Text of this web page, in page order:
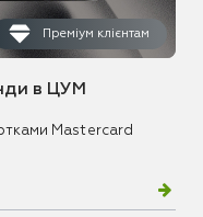
Преміум клієнтам
в ЦУМ
Mastercard